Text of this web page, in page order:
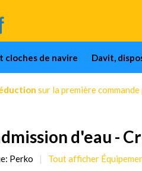
cloches de navire Davit,
sur la première
d'eau -
Perko Tout afficher